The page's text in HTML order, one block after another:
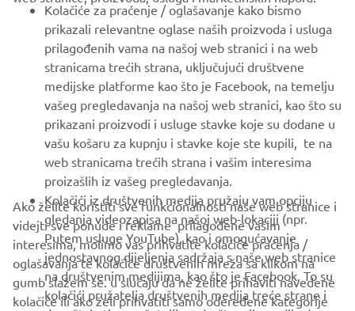
MORE YAMAHA
SUPPORT
BILTEN
Budite prvi koji će saznati o najnovijim ponudama, posebnim
događajima, novim izdanjima i još mnogo toga
PRETPLATITE SE
Kolačiće za praćenje / oglašavanje kako bismo
prikazali relevantne oglase naših proizvoda i usluga
prilagođenih vama na našoj web stranici i na web
stranicama trećih strana, uključujući društvene
medijske platforme kao što je Facebook, na temelju
vašeg pregledavanja na našoj web stranici, kao što su
prikazani proizvodi i usluge stavke koje su dodane u
vašu košaru za kupnju i stavke koje ste kupili, te na
web stranicama trećih strana i vašim interesima
proizašlih iz vašeg pregledavanja.
Kolačići iz društvenih medija pružaju vam opciju
gledanja videozapisa na našoj web-lokaciji (npr.
Putem usluge YouTube), kao i omogućavanje
jednostavnog dijeljenja sadržaja s naše web stranice
na društvenim medijima, kao što je Facebook. To su
kolačići pružatelja društvenih medija treće strane i
Ako želite koristiti sve funkcionalnosti naše web stranice i
videjti sve ponude i reklame prilagođene vašim
interesima, molimo vas prihvatite kolačiće praćenja /
oglašavanja te kolačiće društvenih mreža sa klikom na
gumb slažem se. u slučaju da ne želite prihaviti navedene
kolačiće ili ako želi prihvatiti samo odeređene kategorije